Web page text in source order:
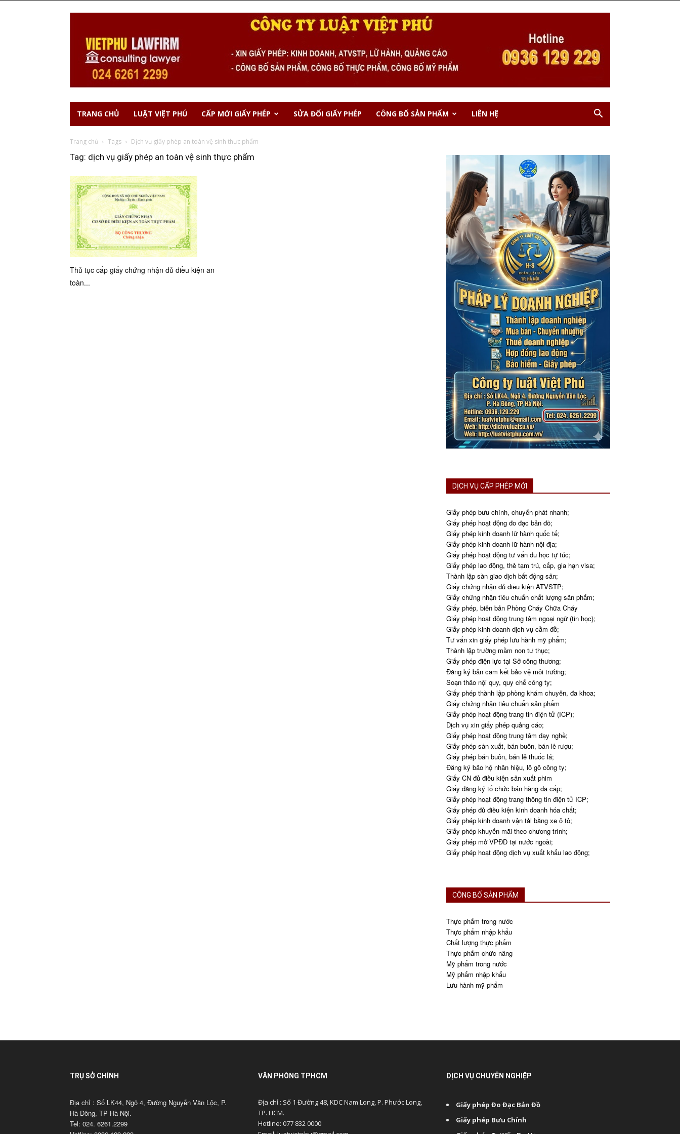
TRANG CHỦ LUẬT VIỆT PHÚ CẤP MỚI GIẤY PHÉP SỬA ĐỔI GIẤY PHÉP CÔNG BỐ SẢN PHẨM LIÊN HỆ
Trang chủ Tags Dịch vụ giấy phép an toàn vệ sinh thực phẩm
Tag: dịch vụ giấy phép an toàn vệ sinh thực phẩm
Thủ tục cấp giấy chứng nhận đủ điều kiện an
toàn...
DỊCH VỤ CẤP PHÉP MỚI
Giấy phép bưu chính, chuyển phát nhanh;
Giấy phép hoạt động đo đạc bản đồ;
Giấy phép kinh doanh lữ hành quốc tế;
Giấy phép kinh doanh lữ hành nội địa;
Giấy phép hoạt động tư vấn du học tự túc;
Giấy phép lao động, thẻ tạm trú, cấp, gia hạn visa;
Thành lập sàn giao dịch bất động sản;
Giấy chứng nhận đủ điều kiện ATVSTP;
Giấy chứng nhận tiêu chuẩn chất lượng sản phẩm;
Giấy phép, biên bản Phòng Cháy Chữa Cháy
Giấy phép hoạt động trung tâm ngoại ngữ (tin học);
Giấy phép kinh doanh dịch vụ cầm đồ;
Tư vấn xin giấy phép lưu hành mỹ phẩm;
Thành lập trường mầm non tư thục;
Giấy phép điện lực tại Sở công thương;
Đăng ký bản cam kết bảo vệ môi trường;
Soạn thảo nội quy, quy chế công ty;
Giấy phép thành lập phòng khám chuyên, đa khoa;
Giấy chứng nhận tiêu chuẩn sản phẩm
Giấy phép hoạt động trang tin điện tử (ICP);
Dịch vụ xin giấy phép quảng cáo;
Giấy phép hoạt động trung tâm dạy nghề;
Giấy phép sản xuất, bán buôn, bán lẻ rượu;
Giấy phép bán buôn, bán lẻ thuốc lá;
Đăng ký bảo hộ nhãn hiệu, lô gô công ty;
Giấy CN đủ điều kiện sản xuất phim
Giấy đăng ký tổ chức bán hàng đa cấp;
Giấy phép hoạt động trang thông tin điện tử ICP;
Giấy phép đủ điều kiện kinh doanh hóa chất;
Giấy phép kinh doanh vận tải bằng xe ô tô;
Giấy phép khuyến mãi theo chương trình;
Giấy phép mở VPĐD tại nước ngoài;
Giấy phép hoạt động dịch vụ xuất khẩu lao động;
CÔNG BỐ SẢN PHẨM
Thực phẩm trong nước
Thực phẩm nhập khẩu
Chất lượng thực phẩm
Thực phẩm chức năng
Mỹ phẩm trong nước
Mỹ phẩm nhập khẩu
Lưu hành mỹ phẩm
TRỤ SỞ CHÍNH
Địa chỉ : Số LK44, Ngõ 4, Đường Nguyễn Văn Lộc, P.
Hà Đông, TP Hà Nội.
Tel: 024. 6261.2299
VĂN PHÒNG TPHCM
Địa chỉ : Số 1 Đường 48, KDC Nam Long, P. Phước Long,
TP. HCM.
Hotline: 077 832 0000
DỊCH VỤ CHUYÊN NGHIỆP
Giấy phép Đo Đạc Bản Đồ
Giấy phép Bưu Chính